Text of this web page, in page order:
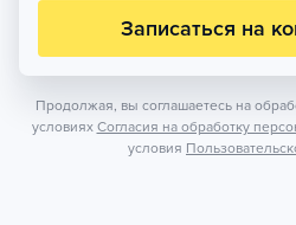
Записаться на
Продолжая, вы соглашаетесь на
условиях Согласия на обработку
условия